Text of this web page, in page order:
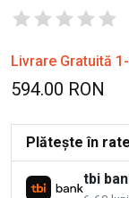
Livrare Gratuită
594.00 RON
Plătește în rate
tbi